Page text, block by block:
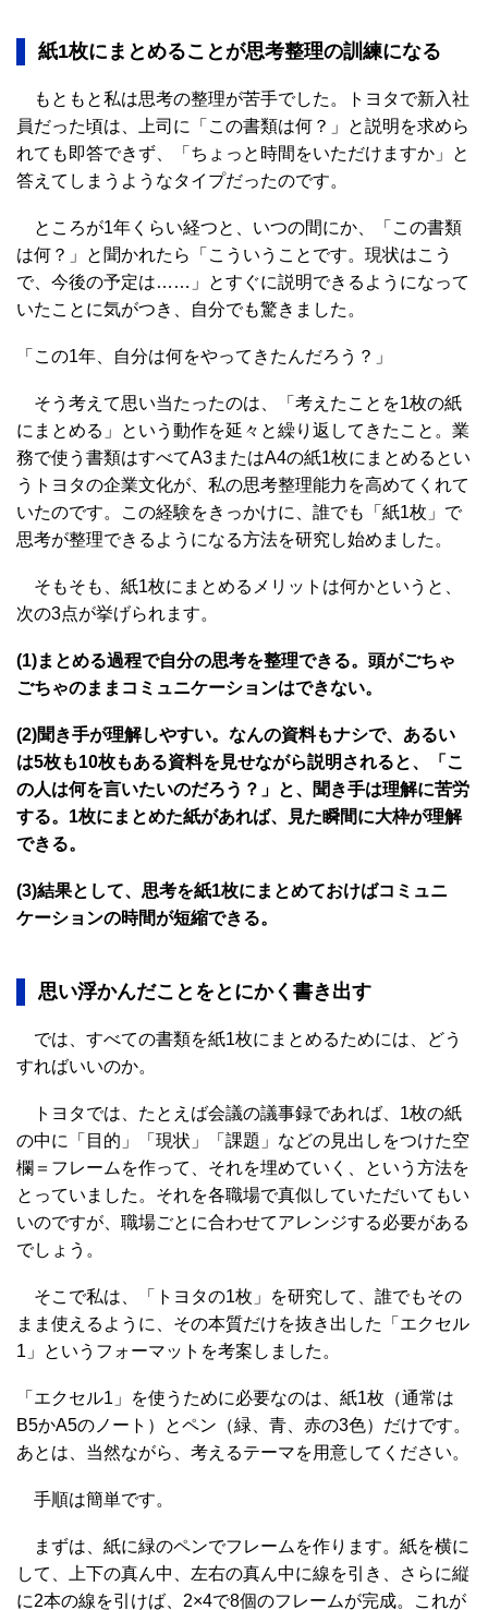
紙1枚にまとめることが思考整理の訓練になる
もともと私は思考の整理が苦手でした。トヨタで新入社
員だった頃は、上司に「この書類は何？」と説明を求めら
れても即答できず、「ちょっと時間をいただけますか」と
答えてしまうようなタイプだったのです。
ところが1年くらい経つと、いつの間にか、「この書類
は何？」と聞かれたら「こういうことです。現状はこう
で、今後の予定は……」とすぐに説明できるようになって
いたことに気がつき、自分でも驚きました。
「この1年、自分は何をやってきたんだろう？」
そう考えて思い当たったのは、「考えたことを1枚の紙
にまとめる」という動作を延々と繰り返してきたこと。業
務で使う書類はすべてA3またはA4の紙1枚にまとめるとい
うトヨタの企業文化が、私の思考整理能力を高めてくれて
いたのです。この経験をきっかけに、誰でも「紙1枚」で
思考が整理できるようになる方法を研究し始めました。
そもそも、紙1枚にまとめるメリットは何かというと、
次の3点が挙げられます。
(1)まとめる過程で自分の思考を整理できる。頭がごちゃ
ごちゃのままコミュニケーションはできない。
(2)聞き手が理解しやすい。なんの資料もナシで、あるい
は5枚も10枚もある資料を見せながら説明されると、「こ
の人は何を言いたいのだろう？」と、聞き手は理解に苦労
する。1枚にまとめた紙があれば、見た瞬間に大枠が理解
できる。
(3)結果として、思考を紙1枚にまとめておけばコミュニ
ケーションの時間が短縮できる。
思い浮かんだことをとにかく書き出す
では、すべての書類を紙1枚にまとめるためには、どう
すればいいのか。
トヨタでは、たとえば会議の議事録であれば、1枚の紙
の中に「目的」「現状」「課題」などの見出しをつけた空
欄＝フレームを作って、それを埋めていく、という方法を
とっていました。それを各職場で真似していただいてもい
いのですが、職場ごとに合わせてアレンジする必要がある
でしょう。
そこで私は、「トヨタの1枚」を研究して、誰でもその
まま使えるように、その本質だけを抜き出した「エクセル
1」というフォーマットを考案しました。
「エクセル1」を使うために必要なのは、紙1枚（通常は
B5かA5のノート）とペン（緑、青、赤の3色）だけです。
あとは、当然ながら、考えるテーマを用意してください。
手順は簡単です。
まずは、紙に緑のペンでフレームを作ります。紙を横に
して、上下の真ん中、左右の真ん中に線を引き、さらに縦
に2本の線を引けば、2×4で8個のフレームが完成。これが